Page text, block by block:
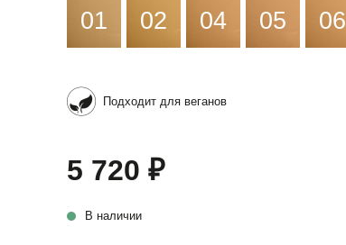
01 02 04 05 06
Подходит для веганов
5 720 ₽
В наличии